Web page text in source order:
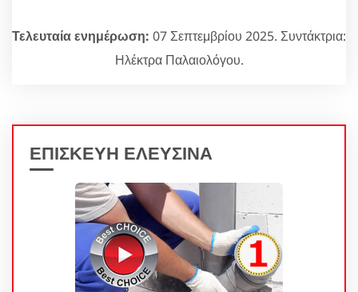
Τελευταία ενημέρωση: 07 Σεπτεμβρίου 2025. Συντάκτρια:
Ηλέκτρα Παλαιολόγου.
ΕΠΙΣΚΕΥΗ ΕΛΕΥΣΙΝΑ